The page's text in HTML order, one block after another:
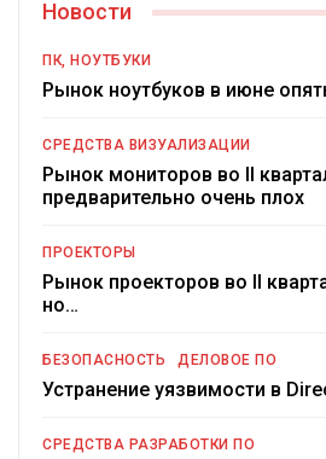
Новости
ПК, НОУТБУКИ
Рынок ноутбуков в июне
СРЕДСТВА ВИЗУАЛИЗАЦИИ
Рынок мониторов во II
предварительно очень плох
ПРОЕКТОРЫ
Рынок проекторов во II
но…
БЕЗОПАСНОСТЬ ДЕЛОВОЕ ПО
Устранение уязвимости в
СРЕДСТВА РАЗРАБОТКИ ПО